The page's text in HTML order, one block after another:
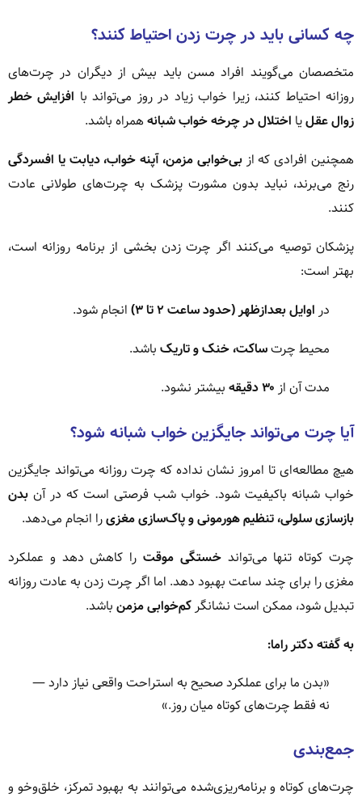
چه کسانی باید در چرت زدن احتیاط کنند؟
متخصصان می‌گویند افراد مسن باید بیش از دیگران در چرت‌های
روزانه احتیاط کنند، زیرا خواب زیاد در روز می‌تواند با افزایش خطر
زوال عقلیا اختلال در چرخه خواب شبانه همراه باشد.
همچنین افرادی که ازبی‌خوابی مزمن، آپنه خواب، دیابت یا افسردگی
رنج می‌برند، نباید بدون مشورت پزشک به چرت‌های طولانی عادت
کنند.
پزشکان توصیه می‌کنند اگر چرت زدن بخشی از برنامه روزانه است،
بهتر است:
در اوایل بعدازظهر (حدود ساعت ۲ تا ۳)
انجام شود.
محیط چرتساکت، خنک و تاریک باشد.
مدت آن از ۳۰ دقیقه بیشتر نشود.
آیا چرت می‌تواند جایگزین خواب شبانه شود؟
هیچ مطالعه‌ای تا امروز نشان نداده که چرت روزانه می‌تواند جایگزین
خواب شبانه باکیفیت شود. خواب شب فرصتی است که در آن بدن
بازسازی سلولی، تنظیم هورمونی و پاک‌سازی مغزیرا انجام می‌دهد.
چرت کوتاه تنها می‌تواندخستگی موقت را کاهش دهد و عملکرد
مغزی را برای چند ساعت بهبود دهد. اما اگر چرت زدن به عادت روزانه
تبدیل شود، ممکن است نشانگر کم‌خوابی مزمن باشد.
به گفته دکتر راما:
«بدن ما برای عملکرد صحیح به استراحت واقعی نیاز دارد —
نه فقط چرت‌های کوتاه میان روز.»
جمع‌بندی
چرت‌های کوتاه و برنامه‌ریزی‌شده می‌توانند به بهبود تمرکز، خلق‌وخو و